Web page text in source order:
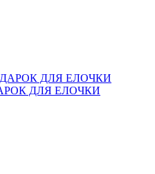
ДЛЯ ЕЛОЧКИ